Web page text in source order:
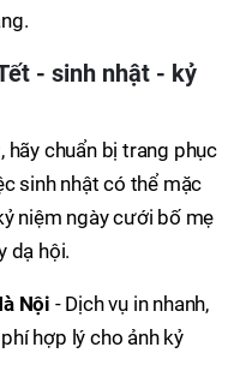
- sinh nhật - kỷ
hãy chuẩn bị trang phục
sinh nhật có thể mặc
niệm ngày cưới bố mẹ
dạ hội.
Nội - Dịch vụ in nhanh,
hợp lý cho ảnh kỷ